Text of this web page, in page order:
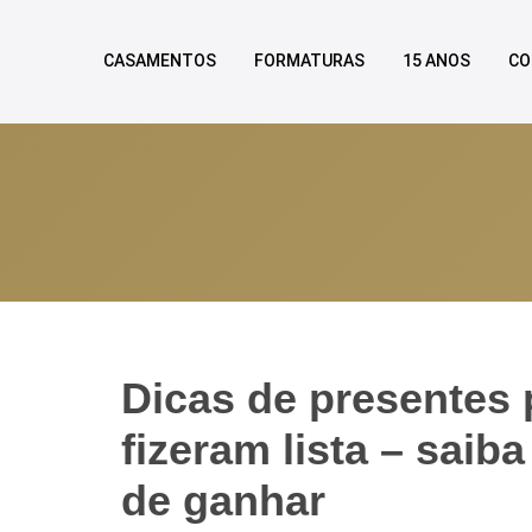
CASAMENTOS FORMATURAS 15 ANOS
Dicas de presentes
fizeram lista –
de ganhar